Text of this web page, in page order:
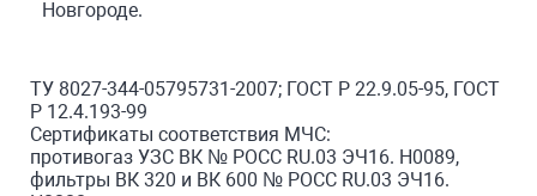
Новгороде.
ТУ 8027-344-05795731-2007; ГОСТ Р 22.9.05-95, ГОСТ
Р 12.4.193-99
Сертификаты соответствия МЧС:
противогаз УЗС ВК № РОСС RU.03 ЭЧ16. Н0089,
фильтры ВК 320 и ВК 600 № РОСС RU.03 ЭЧ16.